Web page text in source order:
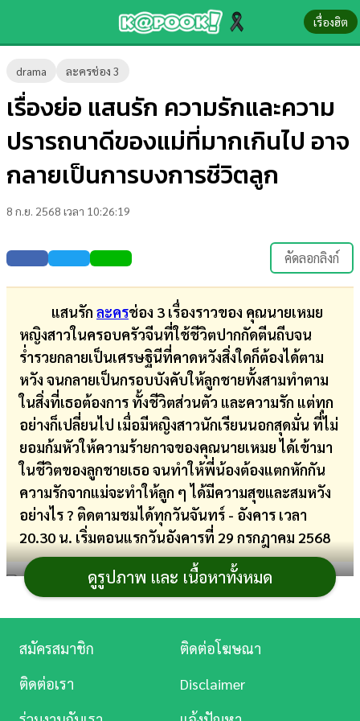
เรื่องฮิต
drama ละครช่อง 3
เรื่องย่อ แสนรัก ความรักและความ
ปรารถนาดีของแม่ที่มากเกินไป อาจ
กลายเป็นการบงการชีวิตลูก
8 ก.ย. 2568 เวลา 10:26:19
คัดลอกลิงก์
แสนรัก ละครช่อง 3 เรื่องราวของ คุณนายเหมย
หญิงสาวในครอบครัวจีนที่ใช้ชีวิตปากกัดตีนถีบจน
ร่ำรวยกลายเป็นเศรษฐินีที่คาดหวังสิ่งใดก็ต้องได้ตาม
หวัง จนกลายเป็นกรอบบังคับให้ลูกชายทั้งสามทำตาม
ในสิ่งที่เธอต้องการ ทั้งชีวิตส่วนตัว และความรัก แต่ทุก
อย่างก็เปลี่ยนไป เมื่อมีหญิงสาวนักเรียนนอกสุดมั่น ที่ไม่
ยอมก้มหัวให้ความร้ายกาจของคุณนายเหมย ได้เข้ามา
ในชีวิตของลูกชายเธอ จนทำให้พี่น้องต้องแตกหักกัน
ความรักจากแม่จะทำให้ลูก ๆ ได้มีความสุขและสมหวัง
อย่างไร ? ติดตามชมได้ทุกวันจันทร์ - อังคาร เวลา
20.30 น. เริ่มตอนแรกวันอังคารที่ 29 กรกฎาคม 2568
แสนรักเป็นเรื่องราวของ คุณนายเหมย ตรงพานิชย์
ที่รักและเป็นห่วงลูกชายทั้งสาม ซึ่งได้แก่ รัก, รวี และ รณกร
ดูรูปภาพ และ เนื้อหาทั้งหมด
ข่าว-
ความ
รู้
บันเทิง
ตรวจ
หวย
บอล
สด
การ
เงิน
การ
ศึกษา
บันเทิง
ดู
หนัง
สมัครสมาชิก
ติดต่อโฆษณา
ติดต่อเรา
Disclaimer